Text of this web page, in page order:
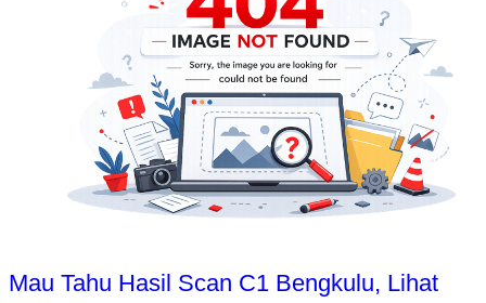
Mau Tahu Hasil Scan C1 Bengkulu, Lihat